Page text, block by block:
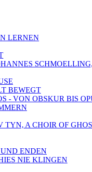
LERNEN
BEWEGT
- VON OBSKUR BIS
A CHOIR OF
ENDEN
NIE KLINGEN